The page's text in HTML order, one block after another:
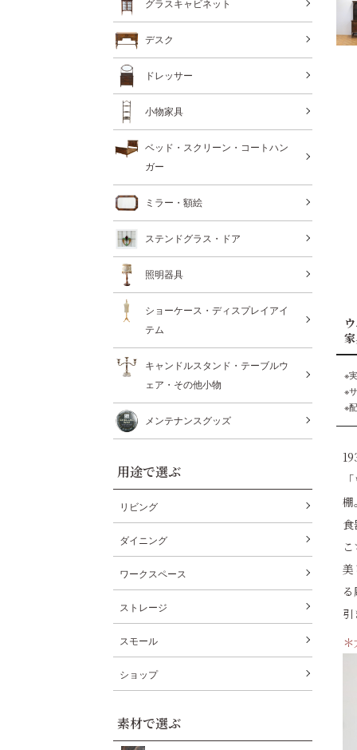
※
※
※
棚
美
グラスキャビネット
デスク
ドレッサー
小物家具
ベッド・スクリーン・コートハン
ガー
ミラー・額絵
ステンドグラス・ドア
照明器具
ショーケース・ディスプレイアイ
テム
キャンドルスタンド・テーブルウ
ェア・その他小物
メンテナンスグッズ
用途で選ぶ
リビング
ダイニング
ワークスペース
ストレージ
スモール
ショップ
素材で選ぶ